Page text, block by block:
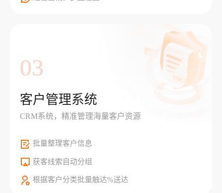
03
客户管理系统
CRM系统，精准管理海量客户资源
批量整理客户信息
获客线索自动分组
根据客户分类批量触达%送达